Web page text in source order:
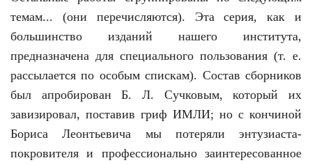
темам... (они перечисляются). Эта серия, как и
большинство изданий нашего института,
предназначена для специального пользования (т. е.
рассылается по особым спискам). Состав сборников
был апробирован Б. Л. Сучковым, который их
завизировал, поставив гриф ИМЛИ; но с кончиной
Бориса Леонтьевича мы потеряли энтузиаста-
покровителя и профессионально заинтересованное